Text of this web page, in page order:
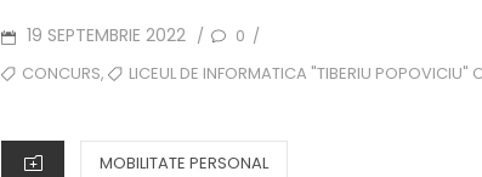
POSTED
ON
19 SEPTEMBRIE 2022 / 0 /
TAGSCONCURS, LICEUL DE INFORMATICA "TIBERIU POPOVICIU"
CATEGORIES
MOBILITATE PERSONAL